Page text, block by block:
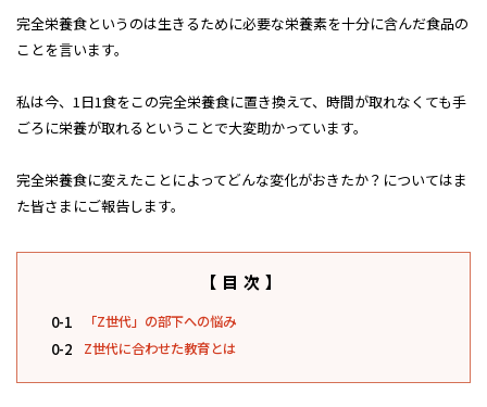
完全栄養食というのは生きるために必要な栄養素を十分に含んだ食品の
ことを言います。
私は今、1日1食をこの完全栄養食に置き換えて、時間が取れなくても手
ごろに栄養が取れるということで大変助かっています。
完全栄養食に変えたことによってどんな変化がおきたか？についてはま
た皆さまにご報告します。
【目次】
0-1 「Z世代」の部下への悩み
0-2 Z世代に合わせた教育とは